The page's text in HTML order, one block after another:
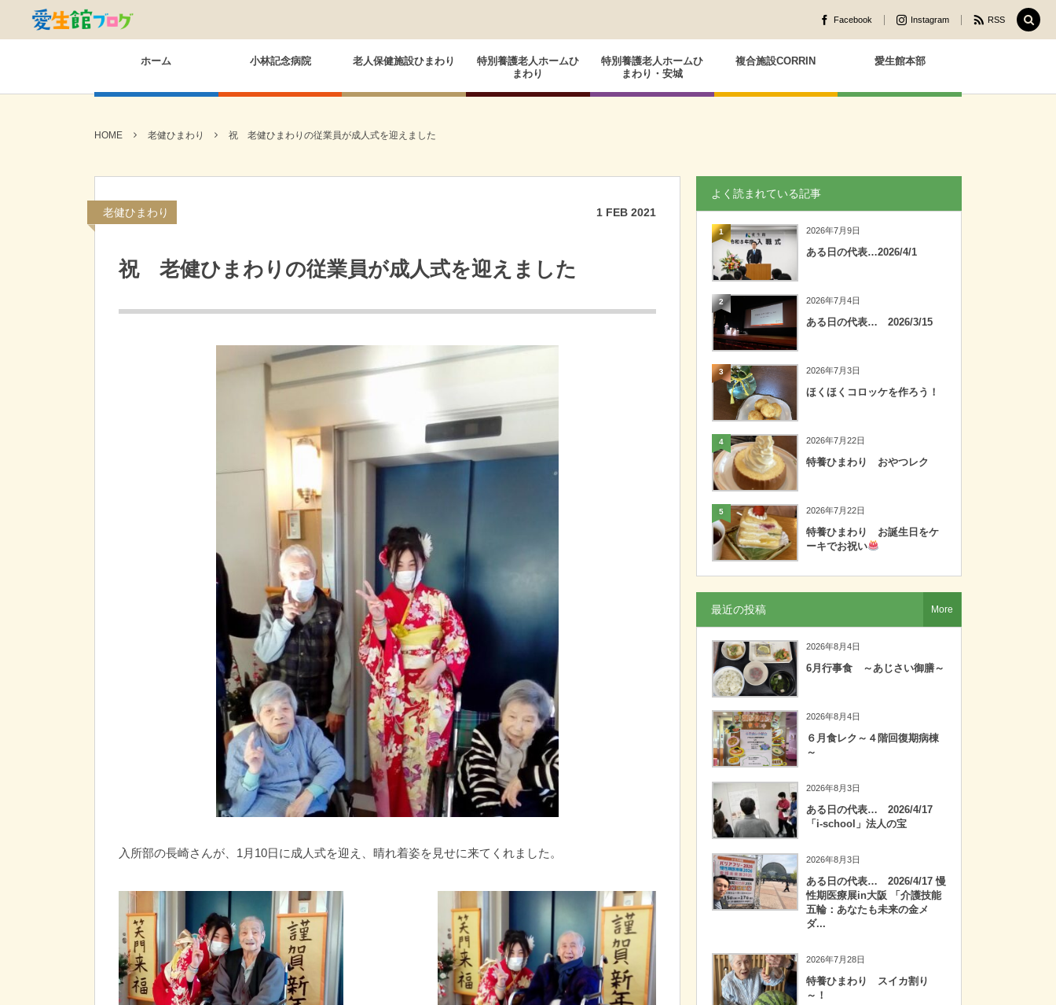
Facebook Instagram RSS
ホーム 小林記念病院 老人保健施設ひまわり
特別養護老人ホームひ
まわり
特別養護老人ホームひ
まわり・安城
複合施設CORRIN 愛生館本部
HOME 老健ひまわり 祝 老健ひまわりの従業員が成人式を迎えました
老健ひまわり 1 FEB 2021
祝 老健ひまわりの従業員が成人式を迎えました
入所部の長崎さんが、1月10日に成人式を迎え、晴れ着姿を見せに来てくれました。
よく読まれている記事
1 2026年7月9日
ある日の代表…2026/4/1
2 2026年7月4日
ある日の代表… 2026/3/15
3 2026年7月3日
ほくほくコロッケを作ろう！
4 2026年7月22日
特養ひまわり おやつレク
5 2026年7月22日
特養ひまわり お誕生日をケ
ーキでお祝い
最近の投稿
2026年8月4日
6月行事食 ～あじさい御膳～
2026年8月4日
６月食レク～４階回復期病棟
～
2026年8月3日
ある日の代表… 2026/4/17
「i-school」法人の宝
2026年8月3日
ある日の代表… 2026/4/17 慢
性期医療展in大阪 「介護技能
五輪：あなたも未来の金メ
ダ...
2026年7月28日
特養ひまわり スイカ割り
～！
More